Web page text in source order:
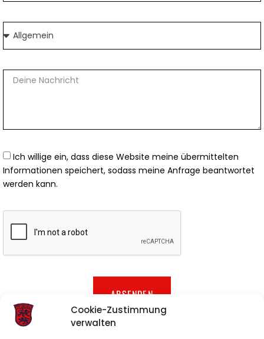
Cookie-Zustimmung
verwalten
Ich willige ein, dass diese Website meine übermittelten
Informationen speichert, sodass meine Anfrage beantwortet
werden kann.
ABSENDEN